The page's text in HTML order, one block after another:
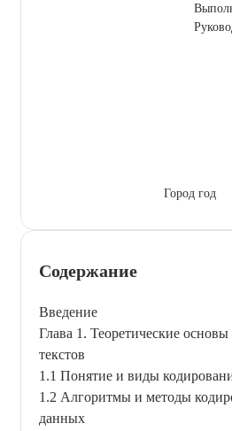
Город год
Содержание
Введение
Глава 1. Теоретические
текстов
1.1 Понятие и виды
1.2 Алгоритмы и методы
данных